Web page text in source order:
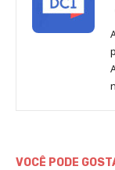
VOCÊ PODE